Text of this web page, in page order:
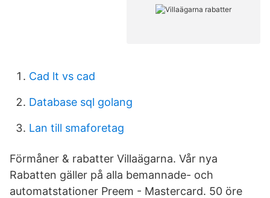
Cad lt vs cad
Database sql golang
Lan till smaforetag
Förmåner & rabatter Villaägarna. Vår nya
Rabatten gäller på alla bemannade- och
automatstationer Preem - Mastercard. 50 öre